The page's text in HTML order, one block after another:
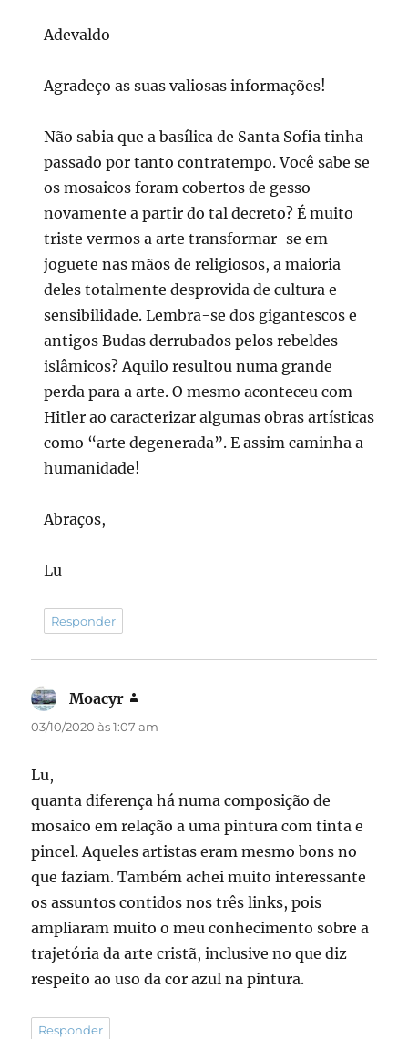
Adevaldo
Agradeço as suas valiosas informações!
Não sabia que a basílica de Santa Sofia tinha
passado por tanto contratempo. Você sabe se
os mosaicos foram cobertos de gesso
novamente a partir do tal decreto? É muito
triste vermos a arte transformar-se em
joguete nas mãos de religiosos, a maioria
deles totalmente desprovida de cultura e
sensibilidade. Lembra-se dos gigantescos e
antigos Budas derrubados pelos rebeldes
islâmicos? Aquilo resultou numa grande
perda para a arte. O mesmo aconteceu com
Hitler ao caracterizar algumas obras artísticas
como “arte degenerada”. E assim caminha a
humanidade!
Abraços,
Lu
Responder
Moacyr
03/10/2020 às 1:07 am
Lu,
quanta diferença há numa composição de
mosaico em relação a uma pintura com tinta e
pincel. Aqueles artistas eram mesmo bons no
que faziam. Também achei muito interessante
os assuntos contidos nos três links, pois
ampliaram muito o meu conhecimento sobre a
trajetória da arte cristã, inclusive no que diz
respeito ao uso da cor azul na pintura.
Responder